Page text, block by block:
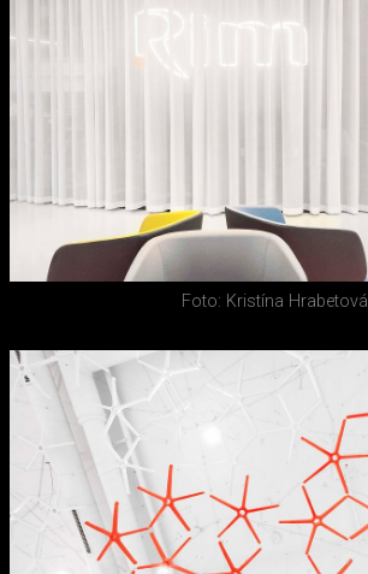
Foto: Kristína Hrabetová